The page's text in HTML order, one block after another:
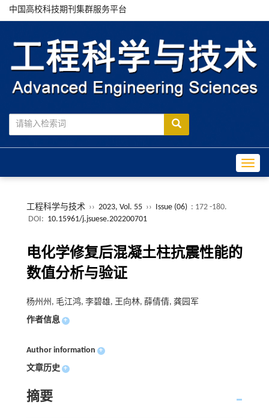
中国高校科技期刊集群服务平台
工程科学与技术 ›› 2023, Vol. 55 ›› Issue (06) : 172 -180.
DOI: 10.15961/j.jsuese.202200701
电化学修复后混凝土柱抗震性能的
数值分析与验证
杨州州, 毛江鸿, 李碧雄, 王向林, 薛倩倩, 龚园军
作者信息 +
Author information +
文章历史 +
摘要